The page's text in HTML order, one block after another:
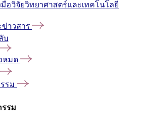
อวิจัยวิทยาศาสตร์และเทคโนโลยี
าวสาร
บ
หมด
รม
รรม